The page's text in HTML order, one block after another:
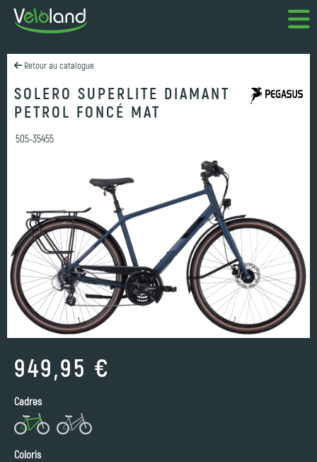
Retour au catalogue
SOLERO SUPERLITE DIAMANT
PETROL FONCÉ MAT
505-35455
949,95 €
Cadres
Coloris